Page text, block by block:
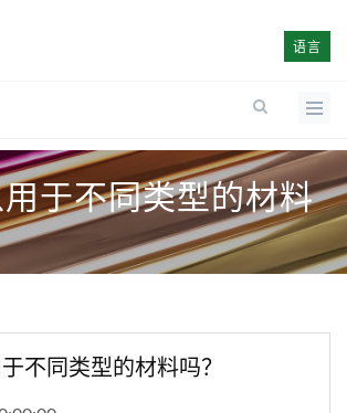
语言
于不同类型的材料
不同类型的材料吗？